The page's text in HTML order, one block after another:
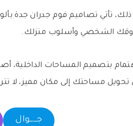
تأتي تصاميم فوم جدران جدة
الشخصي وأسلوب منزلك.
بتصميم المساحات الداخلية،
مساحتك إلى مكان مميز، لا
جــــوال